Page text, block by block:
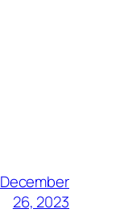
December
26, 2023